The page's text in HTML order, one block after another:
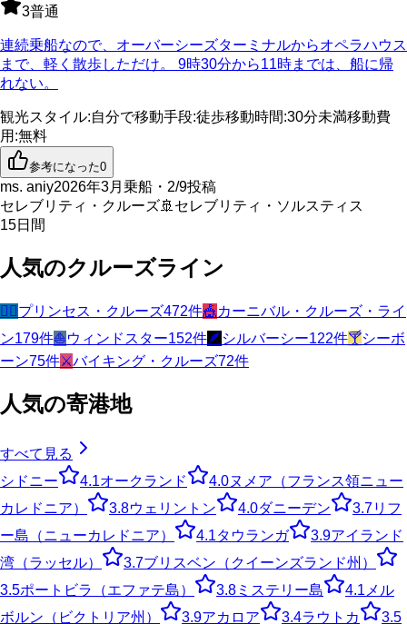
3普通
連続乗船なので、オーバーシーズターミナルからオペラハウス
まで、軽く散歩しただけ。 9時30分から11時までは、船に帰
れない。
観光スタイル:自分で移動手段:徒歩移動時間:30分未満移動費
用 :無料
参考になった0
ms. aniy2026年3月乗船・2/9投稿
セレブリティ・クルーズ🚢セレブリティ・ソルスティス
15日間
人気のクルーズライン
🧜‍♀️ プリンセス・クルーズ472件🎪 カーニバル・クルーズ・ライ
ン179件⛵ウィンドスター152件🪶 シルバーシー122件🍸シーボ
ーン75件⚔️バイキング・クルーズ72件
人気の寄港地
すべて見る
シドニー
4.1オークランド 4.0ヌメア（フランス領ニュー
カレドニア）
3.8ウェリントン 4.0ダニーデン 3.7リフ
ー島（ニューカレドニア）
4.1タウランガ 3.9アイランド
湾（ラッセル）
3.7ブリスベン（クイーンズランド州）
3.5ポートビラ（エファテ島） 3.8 ミステリー島 4.1 メル
ボルン（ビクトリア州）
3.9アカロア 3.4ラウトカ 3.5